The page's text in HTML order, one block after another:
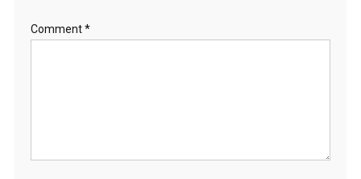
Comment*